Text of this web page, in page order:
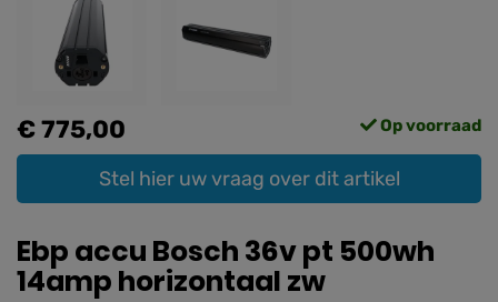
€ 775,00 Op voorraad
Stel hier uw vraag over dit artikel
Ebp accu Bosch 36v pt 500wh
14amp horizontaal zw